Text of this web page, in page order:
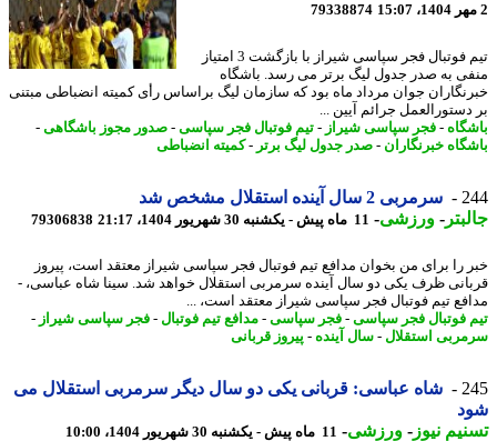
79338874
تیم فوتبال فجر سپاسی شیراز با بازگشت 3 امتیاز
به صدر جدول لیگ برتر می رسد. باشگاه
جوان مرداد ماه بود که سازمان لیگ براساس رأی کمیته انضباطی مبتنی
جرائم آیین ...
-فجر سپاسی شیراز- تیم فوتبال فجر سپاسی-صدور مجوز باشگاهی-
خبرنگاران- صدر جدول لیگ برتر - کمیته انضباطی
سرمربی 2 سال آینده استقلال مشخص شد
-ورزشی-11 ماه پیش - یکشنبه 30 شهریور 1404، 21:17 79306838
را برای من بخوان مدافع تیم فوتبال فجر سپاسی شیراز معتقد است، پیروز
ظرف یکی دو سال آینده سرمربی استقلال خواهد شد. سینا شاه عباسی، -
تیم فوتبال فجر سپاسی شیراز معتقد است، ...
فوتبال فجر سپاسی-فجر سپاسی-مدافع تیم فوتبال-فجر سپاسی شیراز-
استقلال-سال آینده -پیروز قربانی
شاه عباسی: قربانی یکی دو سال دیگر سرمربی استقلال می
نیوز-ورزشی-11 ماه پیش - یکشنبه 30 شهریور 1404، 10:00